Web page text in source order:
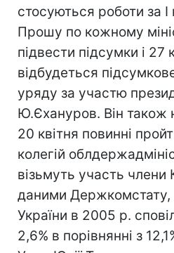
стосуються роботи за I
Прошу по кожному
підвести підсумки і 27
відбудеться
уряду за участю
Ю.Єхануров. Він також
20 квітня повинні
колегій
візьмуть участь члени
даними Держкомстату,
України в 2005 р.
2,6% в порівнянні з